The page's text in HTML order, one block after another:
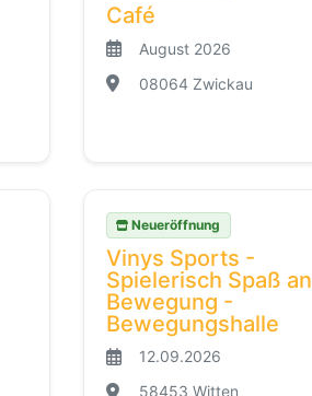
Café
August 2026
08064 Zwickau
Neueröffnung
Vinys Sports -
Spielerisch Spaß an
Bewegung -
Bewegungshalle
12.09.2026
58453 Witten